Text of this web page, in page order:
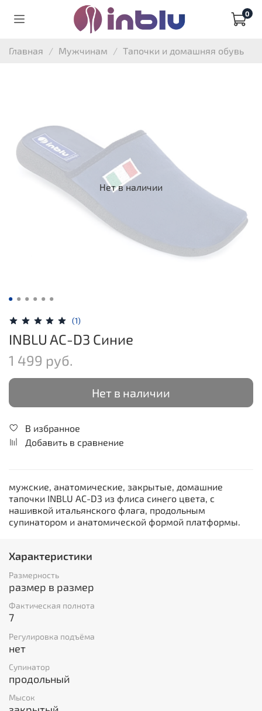
0
Главная Мужчинам Тапочки и домашняя обувь
Нет в наличии
(1)
INBLU AC-D3 Синие
1 499 руб.
Нет в наличии
В избранное
Добавить в сравнение
мужские, анатомические, закрытые, домашние
тапочки INBLU AC-D3 из флиса синего цвета, с
нашивкой итальянского флага, продольным
супинатором и анатомической формой платформы.
Характеристики
Размерность
размер в размер
Фактическая полнота
7
Регулировка подъёма
нет
Супинатор
продольный
Мысок